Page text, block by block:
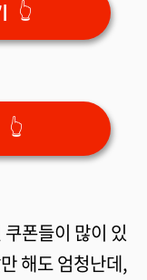
👆
폰들이 많이 있
해도 엄청난데,